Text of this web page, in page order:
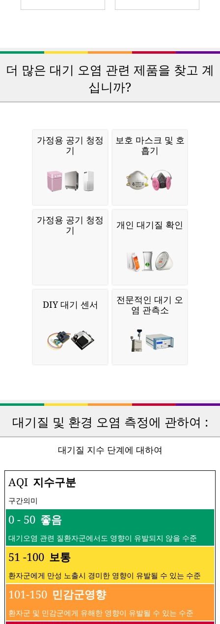
더 많은 대기 오염 관련 제품을 찾고 계
십니까?
가정용 공기 청정
기
보호 마스크 및 호
흡기
가정용 공기 청정
기
개인 대기질 확인
DIY 대기 센서
전문적인 대기 오
염 관측소
대기질 및 환경 오염 측정에 관하여 :
대기질 지수 단계에 대하여
AQI 지수구분
구간의미
0 - 50 좋음
대기오염 관련 질환자군에서도 영향이 유발되지 않을 수준
51 -100 보통
환자군에게 만성 노출시 경미한 영향이 유발될 수 있는 수준
101-150 민감군영향
환자군 및 민감군에게 유해한 영향이 유발될 수 있는 수준